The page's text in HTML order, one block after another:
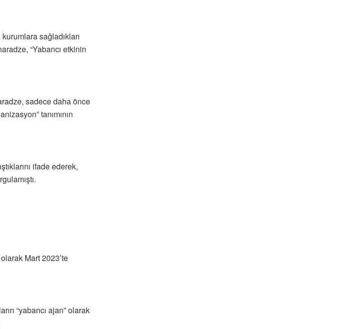
sağladıkları
“Yabancı etkinin
sadece daha önce
tanımının
ifade ederek,
Mart 2023’te
“yabancı ajan” olarak